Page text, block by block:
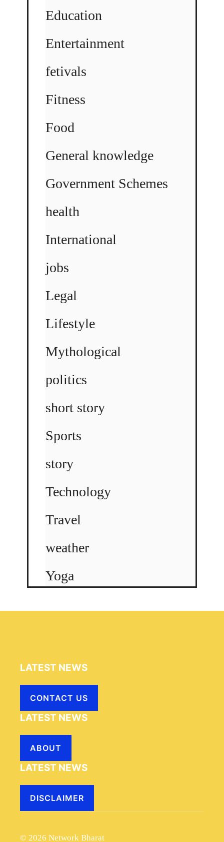
Education
Entertainment
fetivals
Fitness
Food
General knowledge
Government Schemes
health
International
jobs
Legal
Lifestyle
Mythological
politics
short story
Sports
story
Technology
Travel
weather
Yoga
LATEST NEWS
CONTACT US
LATEST NEWS
ABOUT
LATEST NEWS
DISCLAIMER
© 2026 Network Bharat